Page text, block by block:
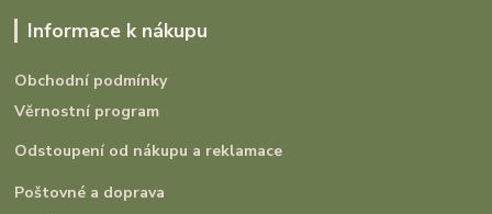
Informace k nákupu
Obchodní podmínky
Věrnostní program
Odstoupení od nákupu a reklamace
Poštovné a doprava